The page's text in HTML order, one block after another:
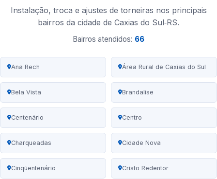
Instalação, troca e ajustes de torneiras nos principais
bairros da cidade de Caxias do Sul‑RS.
Bairros atendidos: 66
Ana Rech Área Rural de Caxias do Sul
Bela Vista Brandalise
Centenário Centro
Charqueadas Cidade Nova
Cinqüentenário Cristo Redentor